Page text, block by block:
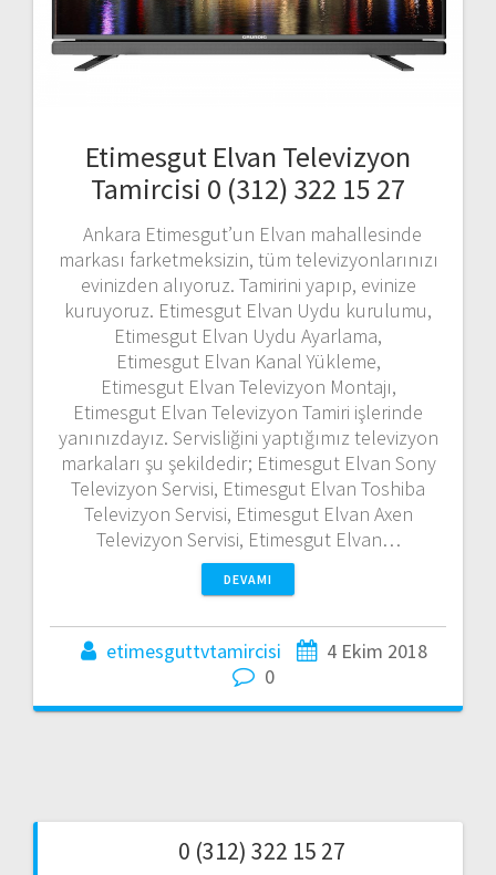
Etimesgut Elvan Televizyon
Tamircisi 0 (312) 322 15 27
Ankara Etimesgut’un Elvan mahallesinde
markası farketmeksizin, tüm televizyonlarınızı
evinizden alıyoruz. Tamirini yapıp, evinize
kuruyoruz. Etimesgut Elvan Uydu kurulumu,
Etimesgut Elvan Uydu Ayarlama,
Etimesgut Elvan Kanal Yükleme,
Etimesgut Elvan Televizyon Montajı,
Etimesgut Elvan Televizyon Tamiri işlerinde
yanınızdayız. Servisliğini yaptığımız televizyon
markaları şu şekildedir; Etimesgut Elvan Sony
Televizyon Servisi, Etimesgut Elvan Toshiba
Televizyon Servisi, Etimesgut Elvan Axen
Televizyon Servisi, Etimesgut Elvan…
DEVAMI
etimesguttvtamircisi
4 Ekim 2018
0
0 (312) 322 15 27